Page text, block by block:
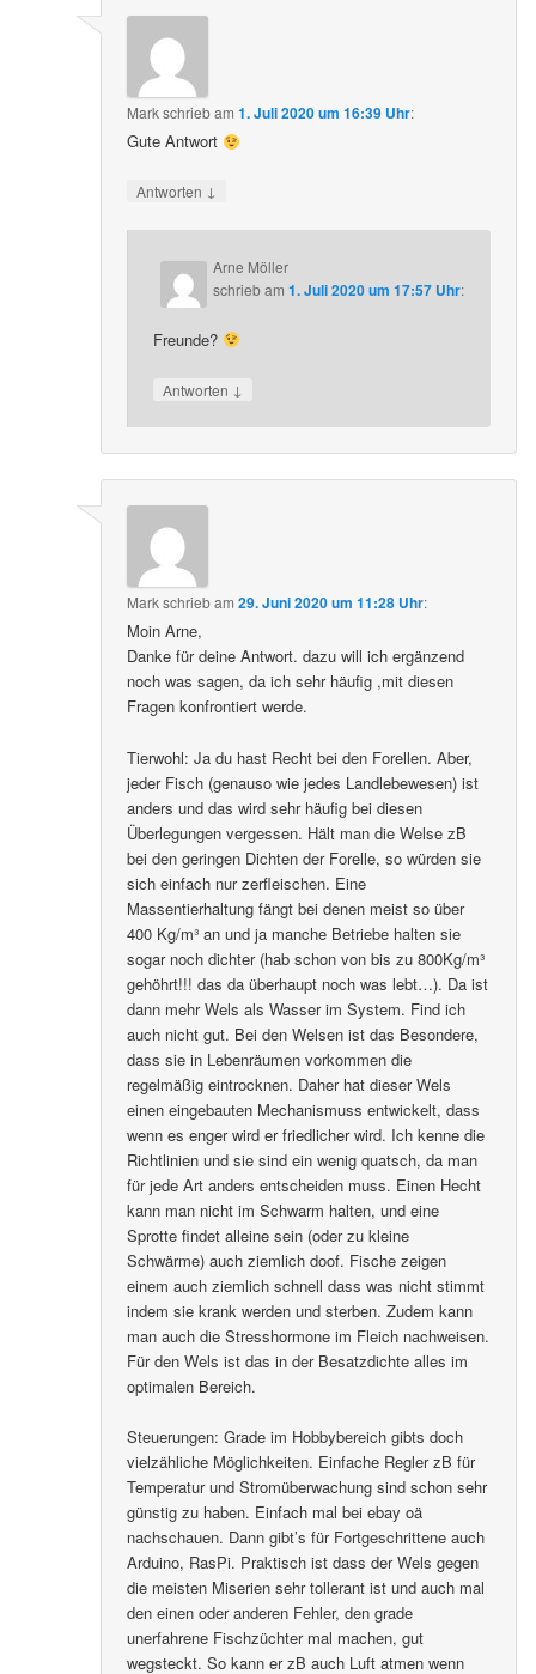
Markschriebam1. Juli 2020 um 16:39 Uhr:
Gute Antwort
Antworten ↓
Arne Möller
schriebam1. Juli 2020 um 17:57 Uhr:
Freunde?
Antworten ↓
Markschriebam29. Juni 2020 um 11:28 Uhr:
Moin Arne,
Danke für deine Antwort. dazu will ich ergänzend
noch was sagen, da ich sehr häufig ,mit diesen
Fragen konfrontiert werde.
Tierwohl: Ja du hast Recht bei den Forellen. Aber,
jeder Fisch (genauso wie jedes Landlebewesen) ist
anders und das wird sehr häufig bei diesen
Überlegungen vergessen. Hält man die Welse zB
bei den geringen Dichten der Forelle, so würden sie
sich einfach nur zerfleischen. Eine
Massentierhaltung fängt bei denen meist so über
400 Kg/m³ an und ja manche Betriebe halten sie
sogar noch dichter (hab schon von bis zu 800Kg/m³
gehöhrt!!! das da überhaupt noch was lebt…). Da ist
dann mehr Wels als Wasser im System. Find ich
auch nicht gut. Bei den Welsen ist das Besondere,
dass sie in Lebenräumen vorkommen die
regelmäßig eintrocknen. Daher hat dieser Wels
einen eingebauten Mechanismuss entwickelt, dass
wenn es enger wird er friedlicher wird. Ich kenne die
Richtlinien und sie sind ein wenig quatsch, da man
für jede Art anders entscheiden muss. Einen Hecht
kann man nicht im Schwarm halten, und eine
Sprotte findet alleine sein (oder zu kleine
Schwärme) auch ziemlich doof. Fische zeigen
einem auch ziemlich schnell dass was nicht stimmt
indem sie krank werden und sterben. Zudem kann
man auch die Stresshormone im Fleich nachweisen.
Für den Wels ist das in der Besatzdichte alles im
optimalen Bereich.
Steuerungen: Grade im Hobbybereich gibts doch
vielzähliche Möglichkeiten. Einfache Regler zB für
Temperatur und Stromüberwachung sind schon sehr
günstig zu haben. Einfach mal bei ebay oä
nachschauen. Dann gibt’s für Fortgeschrittene auch
Arduino, RasPi. Praktisch ist dass der Wels gegen
die meisten Miserien sehr tollerant ist und auch mal
den einen oder anderen Fehler, den grade
unerfahrene Fischzüchter mal machen, gut
wegsteckt. So kann er zB auch Luft atmen wenn